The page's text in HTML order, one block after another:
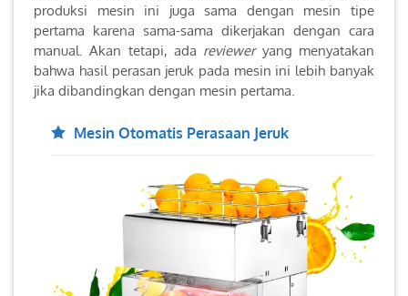
produksi mesin ini juga sama dengan mesin tipe
pertama karena sama-sama dikerjakan dengan cara
manual. Akan tetapi, ada revieweryang menyatakan
bahwa hasil perasan jeruk pada mesin ini lebih banyak
jika dibandingkan dengan mesin pertama.
Mesin Otomatis Perasaan Jeruk